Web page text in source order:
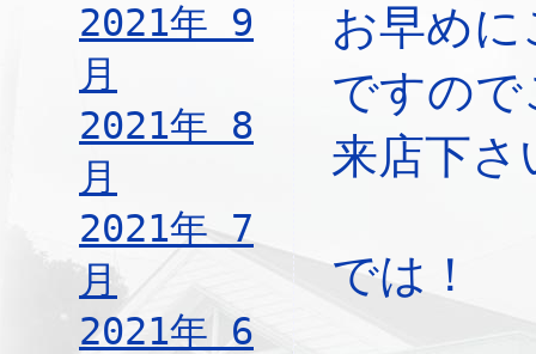
2021年 9
月
2021年 8
月
2021年 7
月
2021年 6
お早めに
ですの
来店下さ
では！